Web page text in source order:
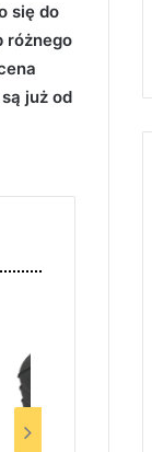
się do
różnego
już od